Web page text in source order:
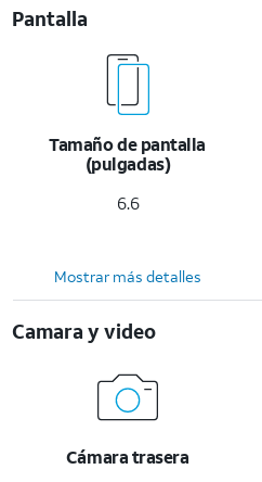
Pantalla
Tamaño de pantalla
(pulgadas)
6.6
Mostrar más detalles
Camara y video
Cámara trasera